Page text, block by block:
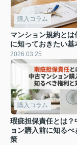
購入コラム
マンション規約とは
に知っておきたい基
2026.03.25
購入コラム
瑕疵担保責任とは？
ョン購入前に知るべ
策